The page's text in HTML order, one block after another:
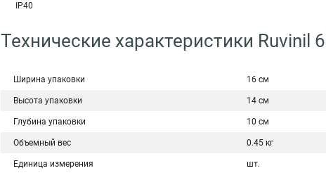
IP40
Технические характеристики
Ширина упаковки 16 см
Высота упаковки 14 см
Глубина упаковки 10 см
Объемный вес 0.45 кг
Единица измерения шт.